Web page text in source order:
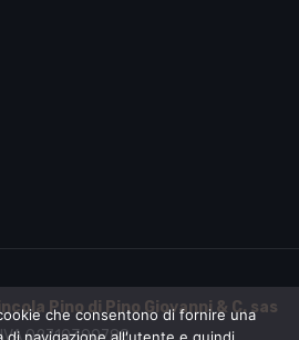
Pino di Pino Giovanni & C. sas
IVA 02710390788
che consentono di fornire una